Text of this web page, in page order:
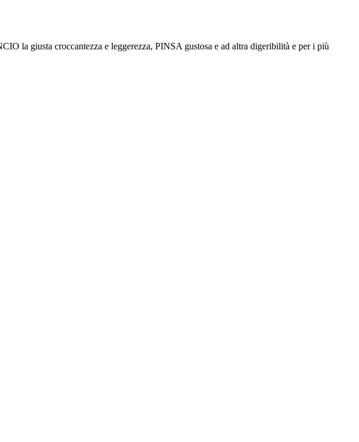
la giusta croccantezza e leggerezza, PINSA gustosa e ad altra digeribilità e per i più